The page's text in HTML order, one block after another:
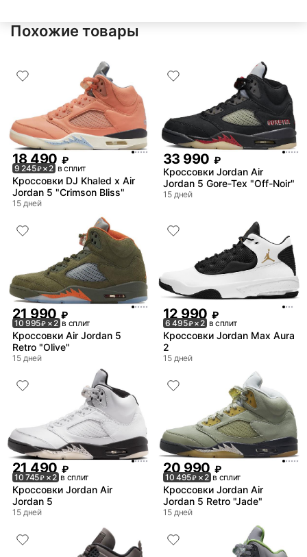
Похожие товары
18 490 ₽
9 245₽× 2 в сплит
Кроссовки DJ Khaled x Air
Jordan 5 "Crimson Bliss"
15 дней
33 990 ₽
Кроссовки Jordan Air
Jordan 5 Gore-Tex "Off-Noir"
15 дней
21 990 ₽
10 995₽ × 2 в сплит
Кроссовки Air Jordan 5
Retro "Olive"
15 дней
12 990 ₽
6 495₽× 2 в сплит
Кроссовки Jordan Max Aura
2
15 дней
21 490 ₽
10 745₽ × 2 в сплит
Кроссовки Jordan Air
Jordan 5
15 дней
20 990 ₽
10 495₽ × 2 в сплит
Кроссовки Jordan Air
Jordan 5 Retro "Jade"
15 дней